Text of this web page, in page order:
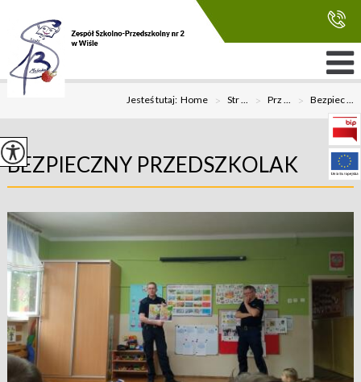
Jesteś tutaj:Home > Str ... > Prz ... > Bezpiec ...
BEZPIECZNY PRZEDSZKOLAK